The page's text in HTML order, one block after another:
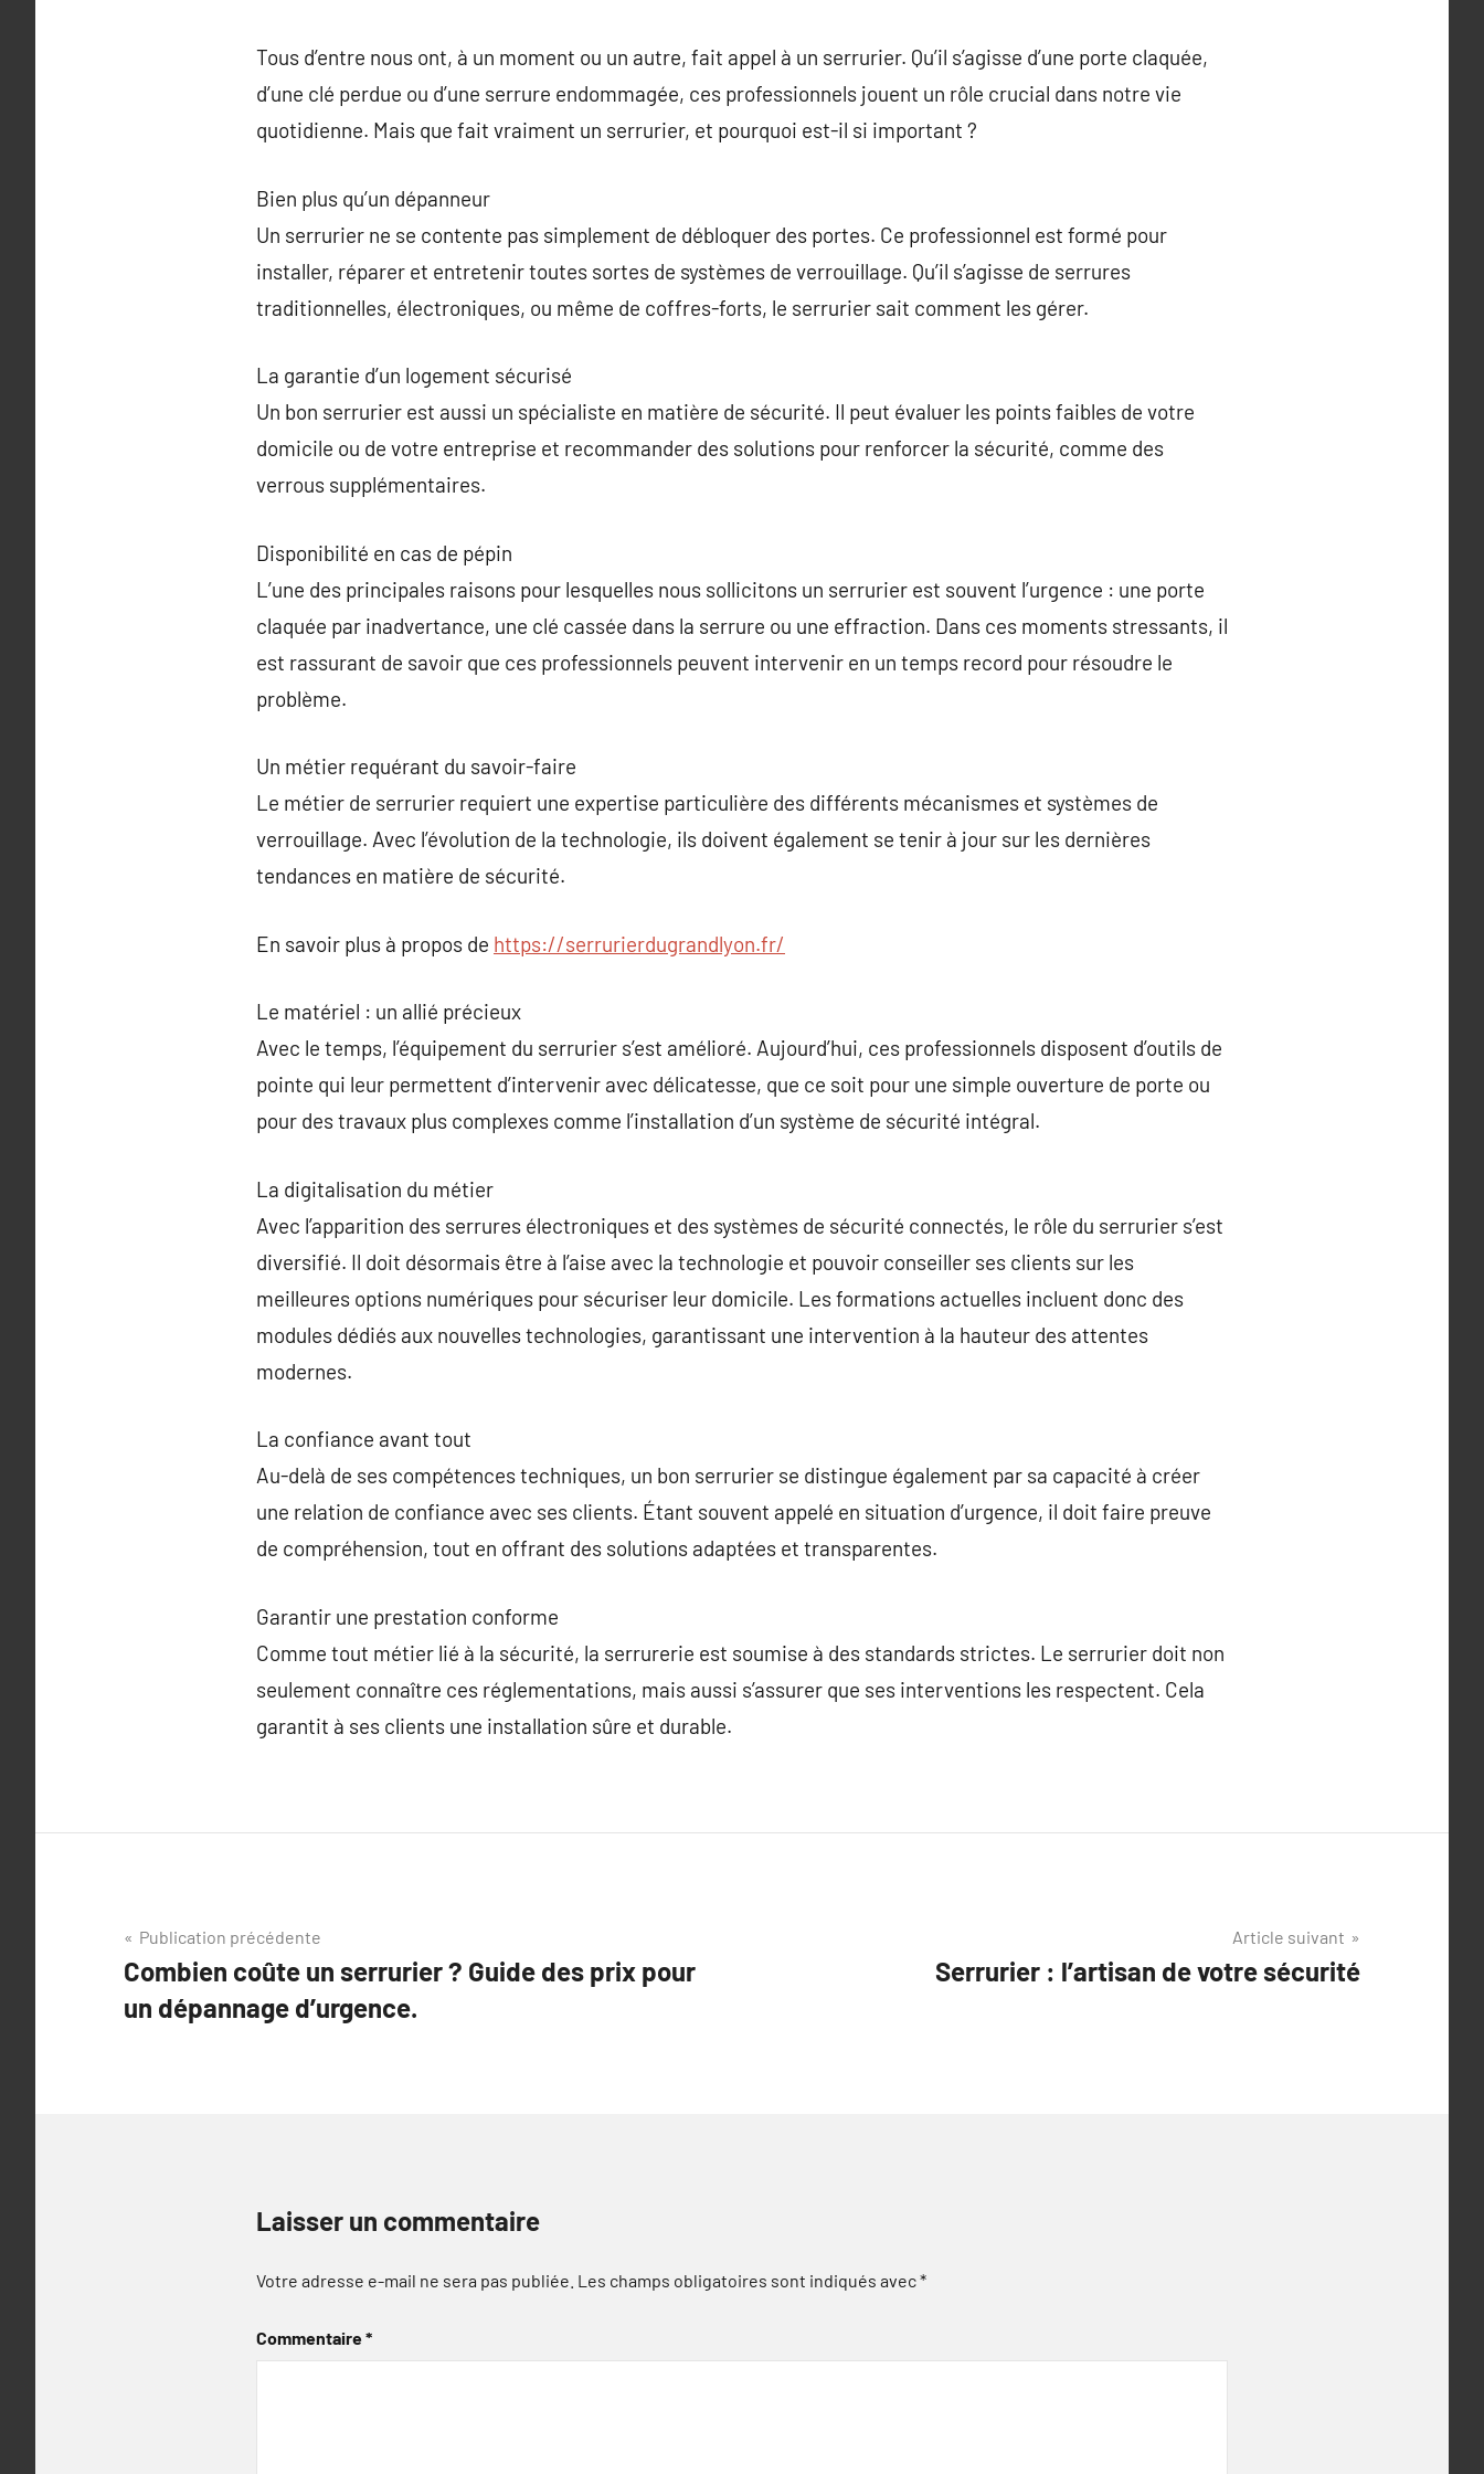
Tous d’entre nous ont, à un moment ou un autre, fait appel à un serrurier. Qu’il s’agisse d’une porte claquée,
d’une clé perdue ou d’une serrure endommagée, ces professionnels jouent un rôle crucial dans notre vie
quotidienne. Mais que fait vraiment un serrurier, et pourquoi est-il si important ?
Bien plus qu’un dépanneur
Un serrurier ne se contente pas simplement de débloquer des portes. Ce professionnel est formé pour
installer, réparer et entretenir toutes sortes de systèmes de verrouillage. Qu’il s’agisse de serrures
traditionnelles, électroniques, ou même de coffres-forts, le serrurier sait comment les gérer.
La garantie d’un logement sécurisé
Un bon serrurier est aussi un spécialiste en matière de sécurité. Il peut évaluer les points faibles de votre
domicile ou de votre entreprise et recommander des solutions pour renforcer la sécurité, comme des
verrous supplémentaires.
Disponibilité en cas de pépin
L’une des principales raisons pour lesquelles nous sollicitons un serrurier est souvent l’urgence : une porte
claquée par inadvertance, une clé cassée dans la serrure ou une effraction. Dans ces moments stressants, il
est rassurant de savoir que ces professionnels peuvent intervenir en un temps record pour résoudre le
problème.
Un métier requérant du savoir-faire
Le métier de serrurier requiert une expertise particulière des différents mécanismes et systèmes de
verrouillage. Avec l’évolution de la technologie, ils doivent également se tenir à jour sur les dernières
tendances en matière de sécurité.
En savoir plus à propos de https://serrurierdugrandlyon.fr/
Le matériel : un allié précieux
Avec le temps, l’équipement du serrurier s’est amélioré. Aujourd’hui, ces professionnels disposent d’outils de
pointe qui leur permettent d’intervenir avec délicatesse, que ce soit pour une simple ouverture de porte ou
pour des travaux plus complexes comme l’installation d’un système de sécurité intégral.
La digitalisation du métier
Avec l’apparition des serrures électroniques et des systèmes de sécurité connectés, le rôle du serrurier s’est
diversifié. Il doit désormais être à l’aise avec la technologie et pouvoir conseiller ses clients sur les
meilleures options numériques pour sécuriser leur domicile. Les formations actuelles incluent donc des
modules dédiés aux nouvelles technologies, garantissant une intervention à la hauteur des attentes
modernes.
La confiance avant tout
Au-delà de ses compétences techniques, un bon serrurier se distingue également par sa capacité à créer
une relation de confiance avec ses clients. Étant souvent appelé en situation d’urgence, il doit faire preuve
de compréhension, tout en offrant des solutions adaptées et transparentes.
Garantir une prestation conforme
Comme tout métier lié à la sécurité, la serrurerie est soumise à des standards strictes. Le serrurier doit non
seulement connaître ces réglementations, mais aussi s’assurer que ses interventions les respectent. Cela
garantit à ses clients une installation sûre et durable.
Navigation
de
l’article
Publication précédente
Combien coûte un serrurier ? Guide des prix pour
un dépannage d’urgence.
Article suivant
Serrurier : l’artisan de votre sécurité
Laisser un commentaire
Votre adresse e-mail ne sera pas publiée. Les champs obligatoires sont indiqués avec*
Commentaire*